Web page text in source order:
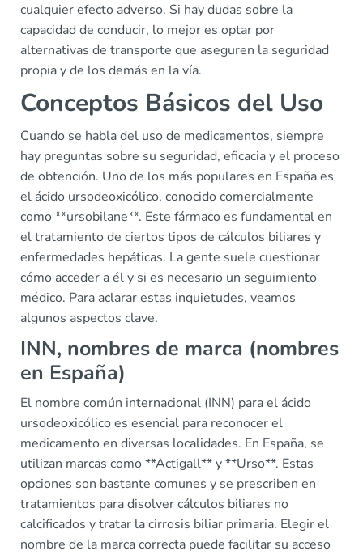
cualquier efecto adverso. Si hay dudas sobre la
capacidad de conducir, lo mejor es optar por
alternativas de transporte que aseguren la seguridad
propia y de los demás en la vía.
Conceptos Básicos del Uso
Cuando se habla del uso de medicamentos, siempre
hay preguntas sobre su seguridad, eficacia y el proceso
de obtención. Uno de los más populares en España es
el ácido ursodeoxicólico, conocido comercialmente
como **ursobilane**. Este fármaco es fundamental en
el tratamiento de ciertos tipos de cálculos biliares y
enfermedades hepáticas. La gente suele cuestionar
cómo acceder a él y si es necesario un seguimiento
médico. Para aclarar estas inquietudes, veamos
algunos aspectos clave.
INN, nombres de marca (nombres
en España)
El nombre común internacional (INN) para el ácido
ursodeoxicólico es esencial para reconocer el
medicamento en diversas localidades. En España, se
utilizan marcas como **Actigall** y **Urso**. Estas
opciones son bastante comunes y se prescriben en
tratamientos para disolver cálculos biliares no
calcificados y tratar la cirrosis biliar primaria. Elegir el
nombre de la marca correcta puede facilitar su acceso